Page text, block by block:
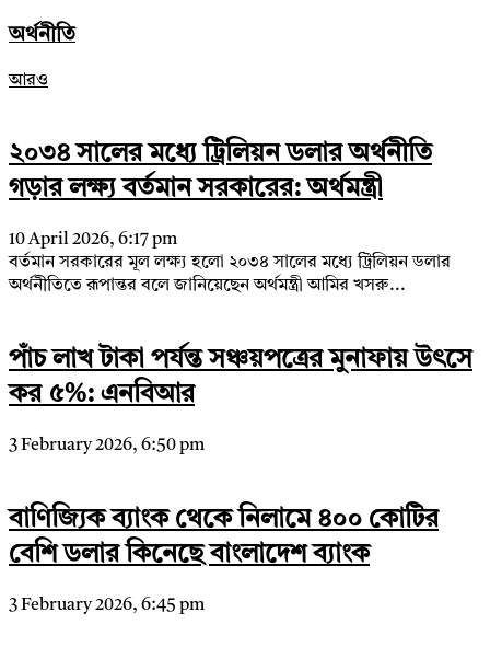
অর্থনীতি
আরও
২০৩৪ সালের মধ্যে ট্রিলিয়ন ডলার অর্থনীতি
গড়ার লক্ষ্য বর্তমান সরকারের: অর্থমন্ত্রী
10 April 2026, 6:17 pm
বর্তমান সরকারের মূল লক্ষ্য হলো ২০৩৪ সালের মধ্যে ট্রিলিয়ন ডলার
অর্থনীতিতে রূপান্তর বলে জানিয়েছেন অর্থমন্ত্রী আমির খসরু...
পাঁচ লাখ টাকা পর্যন্ত সঞ্চয়পত্রের মুনাফায় উৎসে
কর ৫%: এনবিআর
3 February 2026, 6:50 pm
বাণিজ্যিক ব্যাংক থেকে নিলামে ৪০০ কোটির
বেশি ডলার কিনেছে বাংলাদেশ ব্যাংক
3 February 2026, 6:45 pm